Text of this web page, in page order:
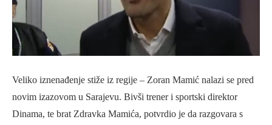
Veliko iznenađenje stiže iz regije – Zoran Mamić nalazi se pred
novim izazovom u Sarajevu. Bivši trener i sportski direktor
Dinama, te brat Zdravka Mamića, potvrdio je da razgovara s